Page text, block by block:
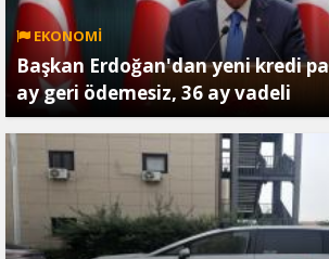
EKONOMİ
Başkan Erdoğan'dan yeni kredi
ay geri ödemesiz, 36 ay vadeli